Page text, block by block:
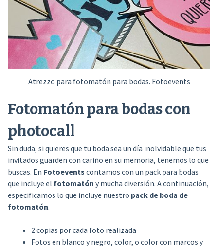
Atrezzo para fotomatón para bodas. Fotoevents
Fotomatón para bodas con
photocall
Sin duda, si quieres que tu boda sea un día inolvidable que tus
invitados guarden con cariño en su memoria, tenemos lo que
buscas. En Fotoevents contamos con un pack para bodas
que incluye el fotomatón y mucha diversión. A continuación,
especificamos lo que incluye nuestro pack de boda de
fotomatón.
2 copias por cada foto realizada
Fotos en blanco y negro, color, o color con marcos y